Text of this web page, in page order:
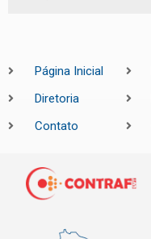
Página Inicial
Diretoria
Contato